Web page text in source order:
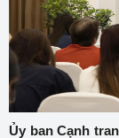
Ủy ban Cạnh